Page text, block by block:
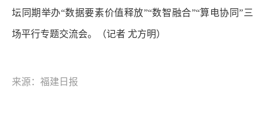
坛同期举办“数据要素价值释放”“数智融合”“算电协同”三
场平行专题交流会。（记者 尤方明）
来源：福建日报